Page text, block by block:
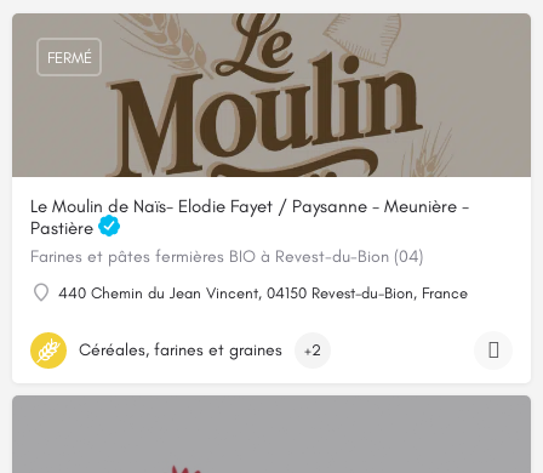
Le Moulin de Naïs- Elodie Fayet / Paysanne - Meunière -
Pastière
Farines et pâtes fermières BIO à Revest-du-Bion (04)
440 Chemin du Jean Vincent, 04150 Revest-du-Bion, France
FERMÉ
Céréales, farines et graines +2